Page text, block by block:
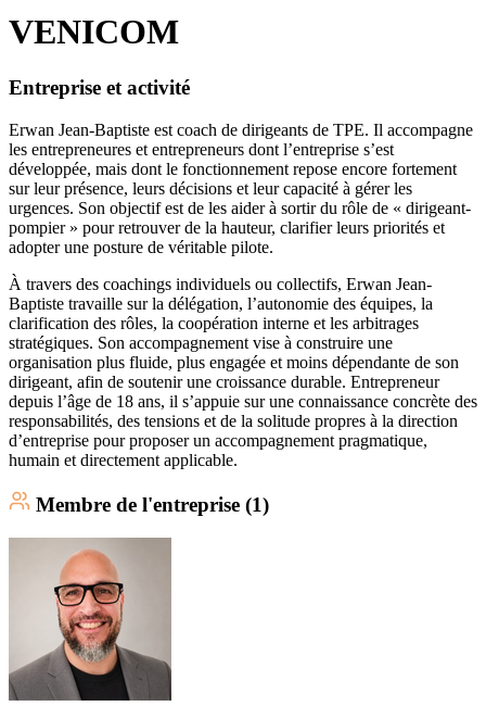
VENICOM
Entreprise et activité
Erwan Jean-Baptiste est coach de dirigeants de TPE. Il accompagne
les entrepreneures et entrepreneurs dont l’entreprise s’est
développée, mais dont le fonctionnement repose encore fortement
sur leur présence, leurs décisions et leur capacité à gérer les
urgences. Son objectif est de les aider à sortir du rôle de « dirigeant-
pompier » pour retrouver de la hauteur, clarifier leurs priorités et
adopter une posture de véritable pilote.
À travers des coachings individuels ou collectifs, Erwan Jean-
Baptiste travaille sur la délégation, l’autonomie des équipes, la
clarification des rôles, la coopération interne et les arbitrages
stratégiques. Son accompagnement vise à construire une
organisation plus fluide, plus engagée et moins dépendante de son
dirigeant, afin de soutenir une croissance durable. Entrepreneur
depuis l’âge de 18 ans, il s’appuie sur une connaissance concrète des
responsabilités, des tensions et de la solitude propres à la direction
d’entreprise pour proposer un accompagnement pragmatique,
humain et directement applicable.
Membre de l'entreprise (1)